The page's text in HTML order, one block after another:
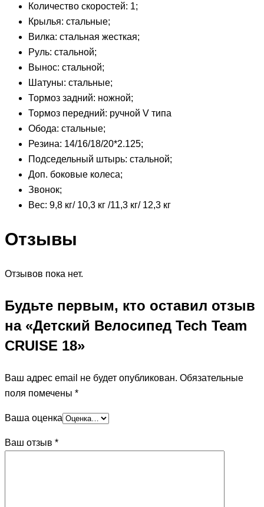
Количество скоростей: 1;
Крылья: стальные;
Вилка: стальная жесткая;
Руль: стальной;
Вынос: стальной;
Шатуны: стальные;
Тормоз задний: ножной;
Тормоз передний: ручной V типа
Обода: стальные;
Резина: 14/16/18/20*2.125;
Подседельный штырь: стальной;
Доп. боковые колеса;
Звонок;
Вес: 9,8 кг/ 10,3 кг /11,3 кг/ 12,3 кг
Отзывы
Отзывов пока нет.
Будьте первым, кто оставил отзыв
на «Детский Велосипед Tech Team
CRUISE 18»
Ваш адрес email не будет опубликован. Обязательные
поля помечены *
Ваша оценка
Ваш отзыв *